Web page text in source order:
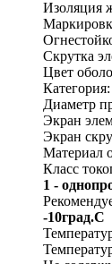
Изоляция
Скрутка
Цвет
Категория:
Диаметр
Экран
Экран
Материал
Класс
1 -
-10град.C